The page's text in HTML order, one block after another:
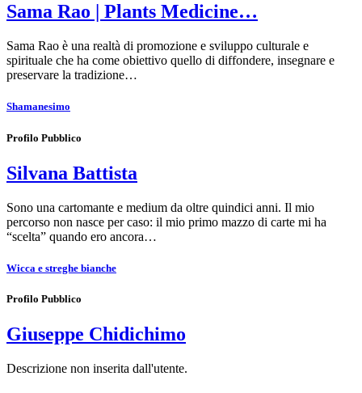
Sama Rao | Plants Medicine…
Sama Rao è una realtà di promozione e sviluppo culturale e
spirituale che ha come obiettivo quello di diffondere, insegnare e
preservare la tradizione…
Shamanesimo
Profilo Pubblico
Silvana Battista
Sono una cartomante e medium da oltre quindici anni. Il mio
percorso non nasce per caso: il mio primo mazzo di carte mi ha
“scelta” quando ero ancora…
Wicca e streghe bianche
Profilo Pubblico
Giuseppe Chidichimo
Descrizione non inserita dall'utente.